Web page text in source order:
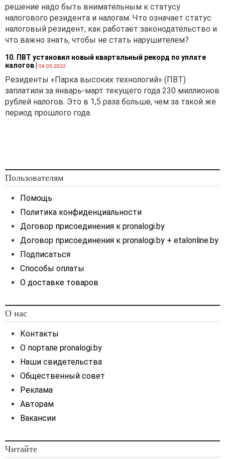
решение надо быть внимательным к статусу
налогового резидента и налогам. Что означает статус
налоговый резидент, как работает законодательство и
что важно знать, чтобы не стать нарушителем?
10. ПВТ установил новый квартальный рекорд по уплате
налогов
04.05.2022
Резиденты «Парка высоких технологий» (ПВТ)
заплатили за январь-март текущего года 230 миллионов
рублей налогов. Это в 1,5 раза больше, чем за такой же
период прошлого года.
Пользователям
Помощь
Политика конфиденциальности
Договор присоединения к pronalogi.by
Договор присоединения к pronalogi.by + etalonline.by
Подписаться
Способы оплаты
О доставке товаров
О нас
Контакты
О портале pronalogi.by
Наши свидетельства
Общественный совет
Реклама
Авторам
Вакансии
Читайте